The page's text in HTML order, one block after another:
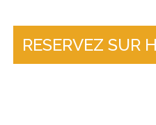
RESERVEZ SUR